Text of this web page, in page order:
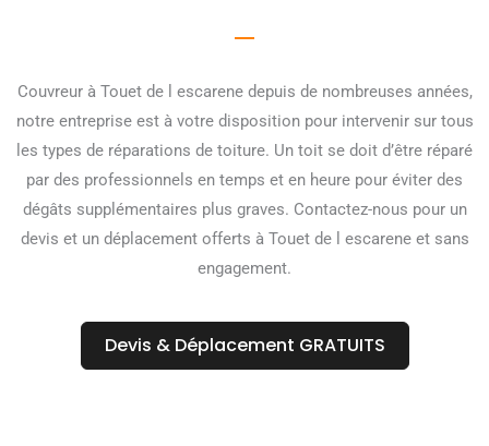
Couvreur à Touet de l escarene depuis de nombreuses années,
notre entreprise est à votre disposition pour intervenir sur tous
les types de réparations de toiture. Un toit se doit d’être réparé
par des professionnels en temps et en heure pour éviter des
dégâts supplémentaires plus graves. Contactez-nous pour un
devis et un déplacement offerts à Touet de l escarene et sans
engagement.
Devis & Déplacement GRATUITS